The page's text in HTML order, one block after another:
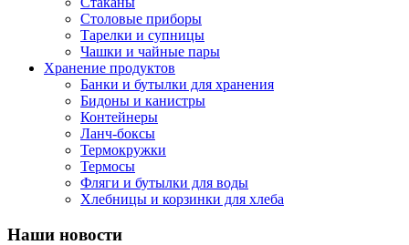
Столовые приборы
Тарелки и супницы
Чашки и чайные пары
Хранение продуктов
Банки и бутылки для хранения
Бидоны и канистры
Контейнеры
Ланч-боксы
Термокружки
Термосы
Фляги и бутылки для воды
Хлебницы и корзинки для хлеба
Наши новости